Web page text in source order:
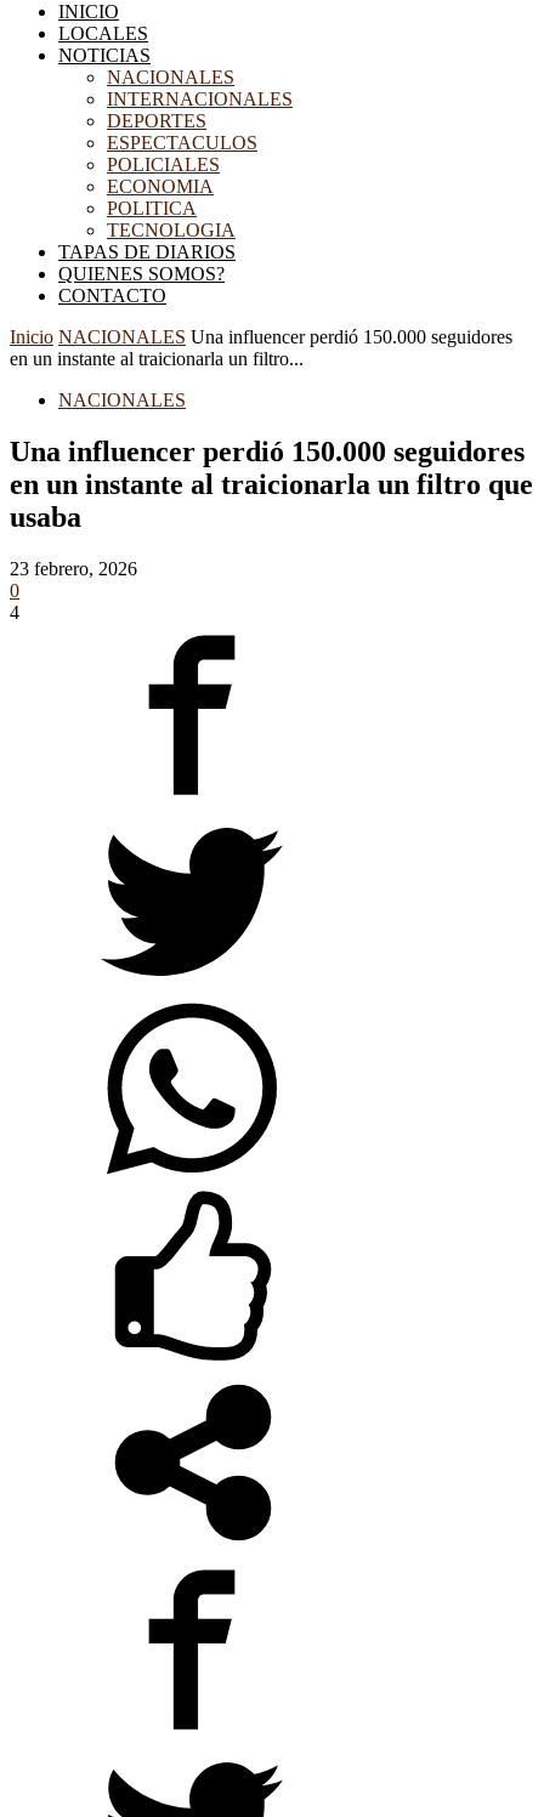
INICIO
LOCALES
NOTICIAS
NACIONALES
INTERNACIONALES
DEPORTES
ESPECTACULOS
POLICIALES
ECONOMIA
POLITICA
TECNOLOGIA
TAPAS DE DIARIOS
QUIENES SOMOS?
CONTACTO
Inicio NACIONALES Una influencer perdió 150.000 seguidores
en un instante al traicionarla un filtro...
NACIONALES
Una influencer perdió 150.000 seguidores
en un instante al traicionarla un filtro que
usaba
23 febrero, 2026
0
4